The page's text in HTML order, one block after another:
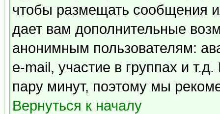
чтобы размещать сообщения
дает вам дополнительные
анонимным пользователям:
e-mail, участие в группах и
пару минут, поэтому мы
Вернуться к началу